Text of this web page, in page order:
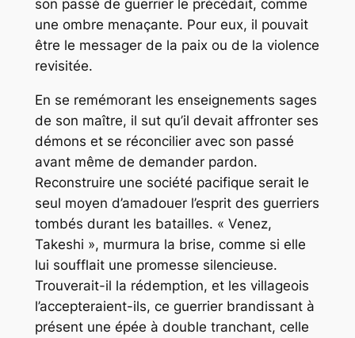
son passé de guerrier le précédait, comme
une ombre menaçante. Pour eux, il pouvait
être le messager de la paix ou de la violence
revisitée.
En se remémorant les enseignements sages
de son maître, il sut qu’il devait affronter ses
démons et se réconcilier avec son passé
avant même de demander pardon.
Reconstruire une société pacifique serait le
seul moyen d’amadouer l’esprit des guerriers
tombés durant les batailles. « Venez,
Takeshi », murmura la brise, comme si elle
lui soufflait une promesse silencieuse.
Trouverait-il la rédemption, et les villageois
l’accepteraient-ils, ce guerrier brandissant à
présent une épée à double tranchant, celle